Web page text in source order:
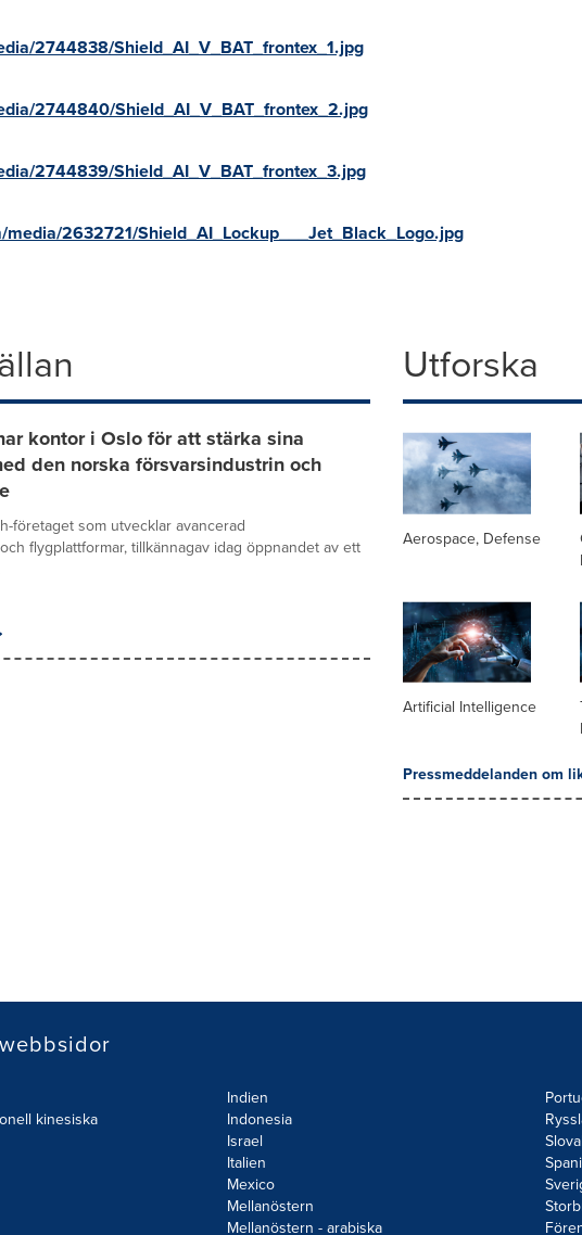
2744838/Shield_AI_V_BAT_frontex_1.jpg
2744840/Shield_AI_V_BAT_frontex_2.jpg
2744839/Shield_AI_V_BAT_frontex_3.jpg
2632721/Shield_AI_Lockup___Jet_Black_Logo.jpg
kontor i Oslo för att stärka sina
den norska försvarsindustrin och
företaget som utvecklar avancerad
flygplattformar, tillkännagav idag öppnandet av ett
Utforska
Aerospace, Defense
Artificial Intelligence
Pressmeddelanden om
kinesiska
Indien
Indonesia
Israel
Italien
Mexico
Mellanöstern
Mellanöstern - arabiska